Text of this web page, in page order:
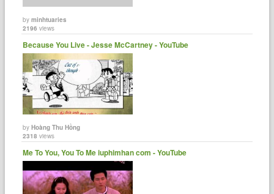
byminhtuaries
2196 views
Because You Live - Jesse McCartney - YouTube
byHoàng Thu Hồng
2318 views
Me To You, You To Me iuphimhan com - YouTube